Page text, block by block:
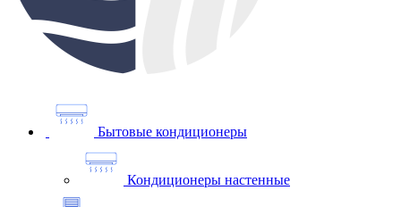
Бытовые кондиционеры
Кондиционеры настенные